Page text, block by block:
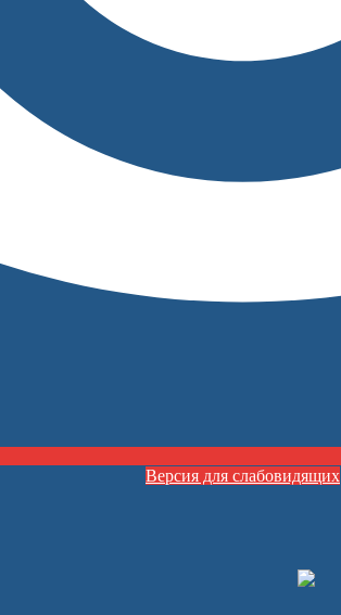
Версия для слабовидящих